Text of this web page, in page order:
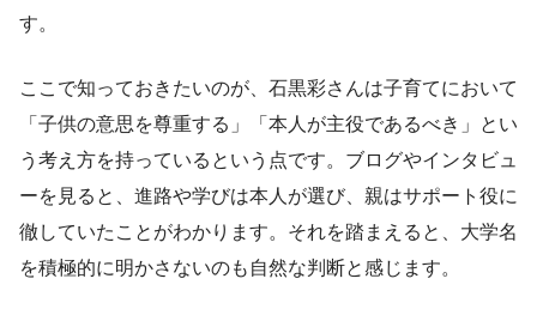
す。
ここで知っておきたいのが、石黒彩さんは子育てにおいて
「子供の意思を尊重する」「本人が主役であるべき」とい
う考え方を持っているという点です。ブログやインタビュ
ーを見ると、進路や学びは本人が選び、親はサポート役に
徹していたことがわかります。それを踏まえると、大学名
を積極的に明かさないのも自然な判断と感じます。